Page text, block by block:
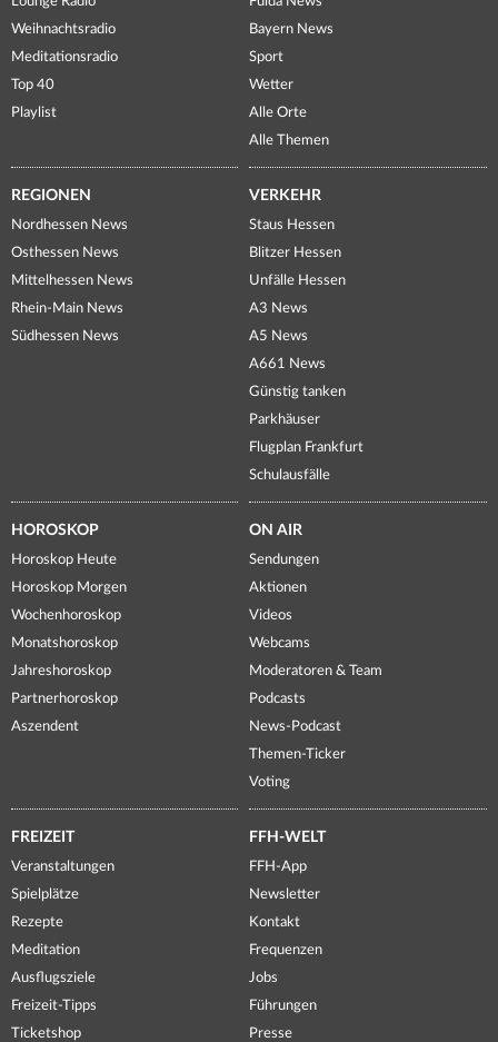
Weihnachtsradio
Meditationsradio
Top 40
Playlist
Bayern News
Sport
Wetter
Alle Orte
Alle Themen
REGIONEN
Nordhessen News
Osthessen News
Mittelhessen News
Rhein-Main News
Südhessen News
VERKEHR
Staus Hessen
Blitzer Hessen
Unfälle Hessen
A3 News
A5 News
A661 News
Günstig tanken
Parkhäuser
Flugplan Frankfurt
Schulausfälle
HOROSKOP
Horoskop Heute
Horoskop Morgen
Wochenhoroskop
Monatshoroskop
Jahreshoroskop
Partnerhoroskop
Aszendent
ON AIR
Sendungen
Aktionen
Videos
Webcams
Moderatoren & Team
Podcasts
News-Podcast
Themen-Ticker
Voting
FREIZEIT
Veranstaltungen
Spielplätze
Rezepte
Meditation
Ausflugsziele
Freizeit-Tipps
Ticketshop
FFH-WELT
FFH-App
Newsletter
Kontakt
Frequenzen
Jobs
Führungen
Presse